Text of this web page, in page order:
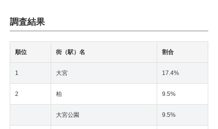
調査結果
順位 街（駅）名 割合
1 大宮 17.4%
2 柏 9.5%
大宮公園 9.5%